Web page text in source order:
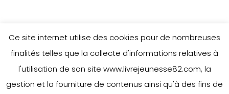
Ce site internet utilise des cookies pour de nombreuses
finalités telles que la collecte d'informations relatives à
l'utilisation de son site www.livrejeunesse82.com, la
gestion et la fourniture de contenus ainsi qu'à des fins de